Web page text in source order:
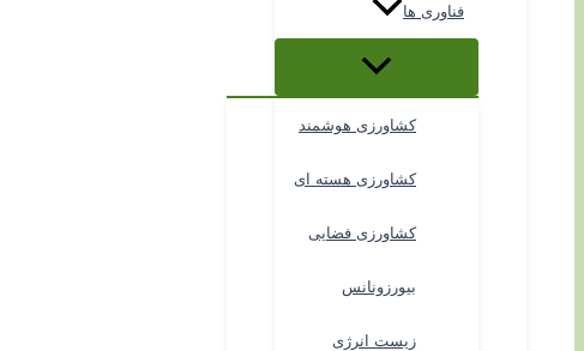
فناوری ها
کشاورزی هوشمند
کشاورزی هسته ای
کشاورزی فضایی
بیورزونانس
زیست انرژی